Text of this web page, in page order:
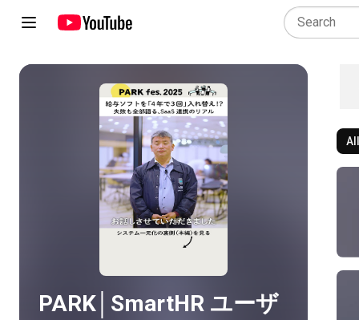
Play all
PARK│SmartHR ユーザ
All